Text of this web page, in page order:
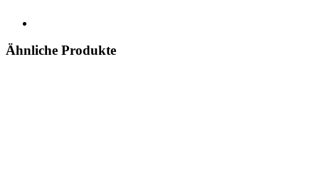
Ähnliche Produkte